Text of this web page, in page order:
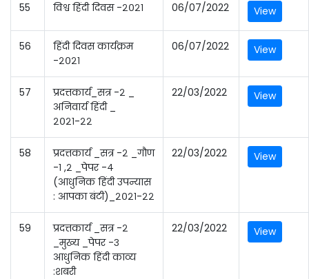
55 विश्व हिंदी दिवस -२०२१ 06/07/2022 View
56
हिंदी दिवस कार्यक्रम
-२०२१
06/07/2022 View
57
प्रदत्तकार्य_सत्र -२ _
अनिवार्य हिंदी _
२०२१-२२
22/03/2022 View
58
प्रदत्तकार्य _सत्र -२ _गौण
-१ ,२ _पेपर -४
(आधुनिक हिंदी उपन्यास
: आपका बंटी)_२०२१-२२
22/03/2022 View
59
प्रदत्तकार्य _सत्र -२
_मुख्य _पेपर -३
आधुनिक हिंदी काव्य
:शबरी
22/03/2022 View